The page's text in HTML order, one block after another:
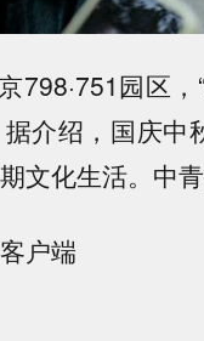
园区，
介绍，国庆
文化生活。中
户端